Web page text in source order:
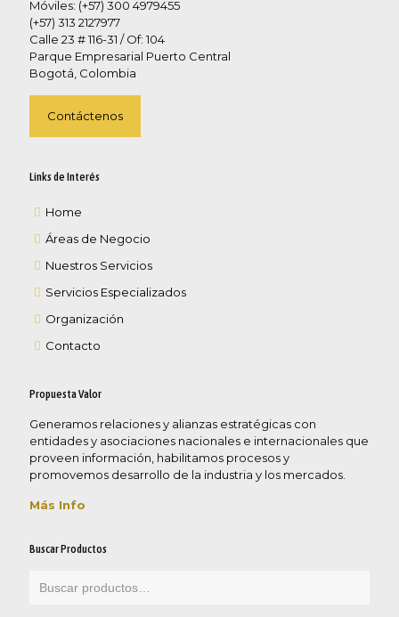
Móviles: (+57) 300 4979455
(+57) 313 2127977
Calle 23 # 116-31 / Of: 104
Parque Empresarial Puerto Central
Bogotá, Colombia
Contáctenos
Links de Interés
Home
Áreas de Negocio
Nuestros Servicios
Servicios Especializados
Organización
Contacto
Propuesta Valor
Generamos relaciones y alianzas estratégicas con
entidades y asociaciones nacionales e internacionales que
proveen información, habilitamos procesos y
promovemos desarrollo de la industria y los mercados.
Más Info
Buscar Productos